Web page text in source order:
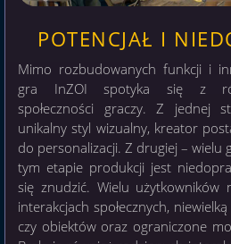
POTENCJAŁ I
Mimo rozbudowanych funkcji i
gra InZOI spotyka się z
społeczności graczy. Z jednej
unikalny styl wizualny, kreator
do personalizacji. Z drugiej – wielu
tym etapie produkcji jest
się znudzić. Wielu użytkowników
interakcjach społecznych,
czy obiektów oraz ograniczone